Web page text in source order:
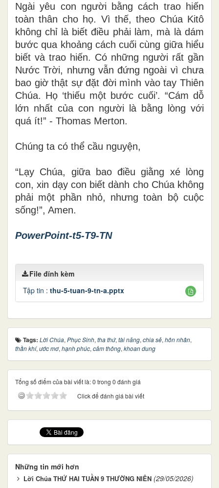
Ngài yêu con người bằng cách trao hiến
toàn thân cho họ. Vì thế, theo Chúa Kitô
không chỉ là biết điều phải làm, mà là dám
bước qua khoảng cách cuối cùng giữa hiểu
biết và trao hiến. Có những người rất gần
Nước Trời, nhưng vẫn đứng ngoài vì chưa
bao giờ thật sự đặt đời mình vào tay Thiên
Chúa. Họ ‘thiếu một bước cuối’. “Cám dỗ
lớn nhất của con người là bằng lòng với
quá ít!” - Thomas Merton.
Chúng ta có thể cầu nguyện,
“Lạy Chúa, giữa bao điều giằng xé lòng
con, xin dạy con biết dành cho Chúa không
phải một phần nhỏ, nhưng toàn bộ cuộc
sống!”, Amen.
PowerPoint-t5-T9-TN
File đính kèm
Tập tin : thu-5-tuan-9-tn-a.pptx
Tags: Lời Chúa, Phục Sinh, tha thứ, tài năng, chia sẻ, hôn nhân,
thần khí, ước mơ, hạnh phúc, cảm thông, khoan dung
Tổng số điểm của bài viết là: 0 trong 0 đánh giá
Click để đánh giá bài viết
Những tin mới hơn
Lời Chúa THỨ HAI TUẦN 9 THƯỜNG NIÊN (29/05/2026)